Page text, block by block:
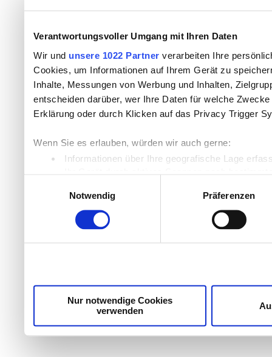
Verantwortungsvoller Umgang mit Ihren Daten
Wir und unsere 1022 Partner verarbeiten Ihre
Cookies, um Informationen auf Ihrem Gerät zu
Inhalte, Messungen von Werbung und Inhalten,
entscheiden darüber, wer Ihre Daten für welche
Erklärung oder durch Klicken auf das Privacy Trigger
Wenn Sie es erlauben, würden wir auch gerne:
Informationen über Ihre geografische Lage
Ihr Gerät durch aktives Scannen nach
Wir verwenden Cookies, um Inhalte und Anzeigen zu
die Zugriffe auf unsere Website zu analysieren.
Dienste gesammelt haben.
Notwendig
Präferenzen
Nur notwendige Cookies
verwenden